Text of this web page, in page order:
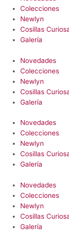
Colecciones
Newlyn
Cosillas
Galería
Novedades
Colecciones
Newlyn
Cosillas
Galería
Novedades
Colecciones
Newlyn
Cosillas
Galería
Novedades
Colecciones
Newlyn
Cosillas
Galería